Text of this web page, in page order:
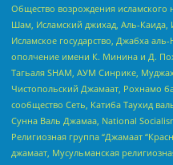
Общество возрождения исламского
Шам, Исламский джихад, Аль-Каида,
Исламское государство, Джабха
ополчение имени К. Минина и Д.
Тагьаля SHAM, АУМ Синрике,
Чистопольский Джамаат, Рохнамо
сообщество Сеть, Катиба Таухид
Сунна Валь Джамаа, National
Религиозная группа “Джамаат
джамаат, Мусульманская